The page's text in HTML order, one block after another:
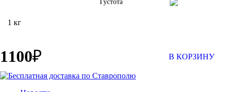
Густота
1 кг
1100₽ В КОРЗИНУ